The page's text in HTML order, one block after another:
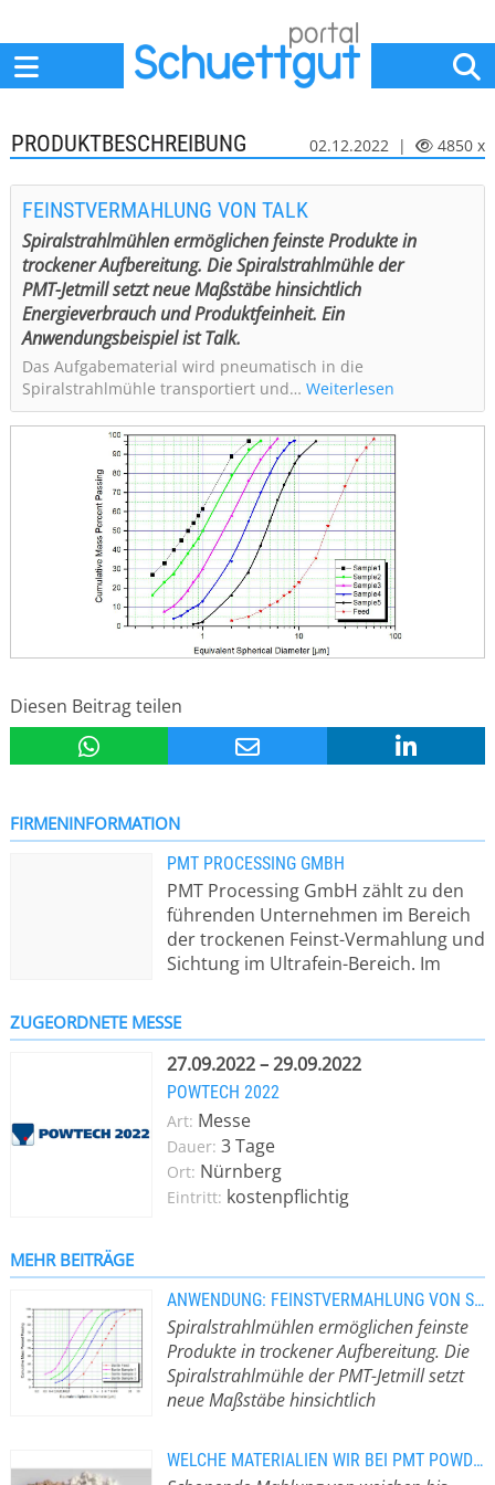
PRODUKTBESCHREIBUNG 02.12.2022 | 4850 x
FEINSTVERMAHLUNG VON TALK
Spiralstrahlmühlen ermöglichen feinste Produkte in
trockener Aufbereitung. Die Spiralstrahlmühle der
PMT-Jetmill setzt neue Maßstäbe hinsichtlich
Energieverbrauch und Produktfeinheit. Ein
Anwendungsbeispiel ist Talk.
Das Aufgabematerial wird pneumatisch in die
Spiralstrahlmühle transportiert und… Weiterlesen
Diesen Beitrag teilen
FIRMENINFORMATION
PMT PROCESSING GMBH
PMT Processing GmbH zählt zu den
führenden Unternehmen im Bereich
der trockenen Feinst-Vermahlung und
Sichtung im Ultrafein-Bereich. Im
Österreich bietet PMT die Möglichkeit
der Mahlung und Sichtung von
weichen bis mittelharten Mineralen,
pulverförmigen Chemie- und
Naturprodukten mit
Spiralstrahlmühlen. Diese Mühlen
sind dafür ausgelegt, hohe
Aspektverhältnisse auch bei extremen
Feinheiten zu erzielen und
feinste Korngrößen bis zu unter 1 µm.
Für das Handling, die Verpackung und
Lagerung von Schüttgütern steht
flexibles Equipment zur Verfügung,
ergänzt durch passende
Lagermöglichkeiten.
ZUGEORDNETE MESSE
27.09.2022 – 29.09.2022
POWTECH 2022
Art: Messe
Dauer: 3 Tage
Ort: Nürnberg
Eintritt: kostenpflichtig
MEHR BEITRÄGE
ANWENDUNG: FEINSTVERMAHLUNG VON SCHWERSPAT
Spiralstrahlmühlen ermöglichen feinste
Produkte in trockener Aufbereitung. Die
Spiralstrahlmühle der PMT-Jetmill setzt
neue Maßstäbe hinsichtlich
Ein Anwendungsbeispiel ist Schwerspat.
Das Aufgabematerial wird
WELCHE MATERIALIEN WIR BEI PMT POWDER MAKER GROUP MAHLEN KÖNNEN